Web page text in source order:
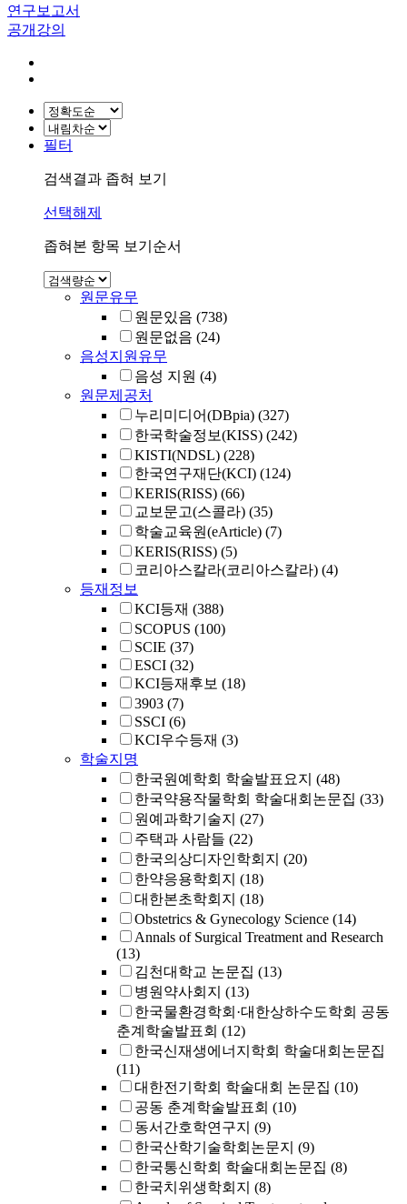
연구보고서
공개강의
필터
검색결과 좁혀 보기
선택해제
좁혀본 항목 보기순서
원문유무
원문있음 (738)
원문없음 (24)
음성지원유무
음성 지원 (4)
원문제공처
누리미디어(DBpia) (327)
한국학술정보(KISS) (242)
KISTI(NDSL) (228)
한국연구재단(KCI) (124)
KERIS(RISS) (66)
교보문고(스콜라) (35)
학술교육원(eArticle) (7)
KERIS(RISS) (5)
코리아스칼라(코리아스칼라) (4)
등재정보
KCI등재 (388)
SCOPUS (100)
SCIE (37)
ESCI (32)
KCI등재후보 (18)
3903 (7)
SSCI (6)
KCI우수등재 (3)
학술지명
한국원예학회 학술발표요지 (48)
한국약용작물학회 학술대회논문집 (33)
원예과학기술지 (27)
주택과 사람들 (22)
한국의상디자인학회지 (20)
한약응용학회지 (18)
대한본초학회지 (18)
Obstetrics & Gynecology Science (14)
Annals of Surgical Treatment and Research
(13)
김천대학교 논문집 (13)
병원약사회지 (13)
한국물환경학회·대한상하수도학회 공동
춘계학술발표회 (12)
한국신재생에너지학회 학술대회논문집
(11)
대한전기학회 학술대회 논문집 (10)
공동 춘계학술발표회 (10)
동서간호학연구지 (9)
한국산학기술학회논문지 (9)
한국통신학회 학술대회논문집 (8)
한국치위생학회지 (8)